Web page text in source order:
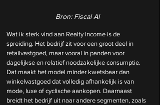
Bron: Fiscal AI
Wat ik sterk vind aan Realty Income is de
spreiding. Het bedrijf zit voor een groot deel in
retailvastgoed, maar vooral in panden voor
dagelijkse en relatief noodzakelijke consumptie.
Dat maakt het model minder kwetsbaar dan
winkelvastgoed dat volledig afhankelijk is van
mode, luxe of cyclische aankopen. Daarnaast
breidt het bedrijf uit naar andere segmenten, zoals